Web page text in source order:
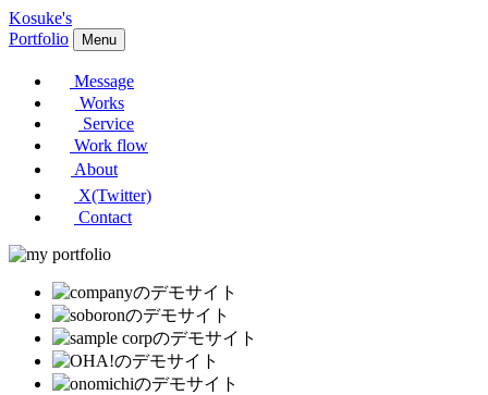
Kosuke's
Portfolio
Menu
Message
Works
Service
Work flow
About
X(Twitter)
Contact